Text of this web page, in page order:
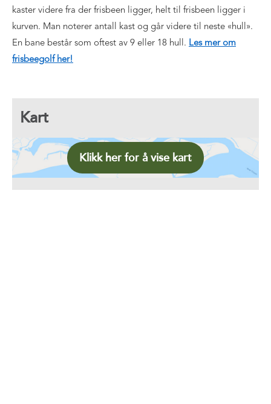
kaster videre fra der frisbeen ligger, helt til frisbeen ligger i
kurven. Man noterer antall kast og går videre til neste «hull».
En bane består som oftest av 9 eller 18 hull. Les mer om
frisbeegolf her!
Kart
Klikk her for å vise kart